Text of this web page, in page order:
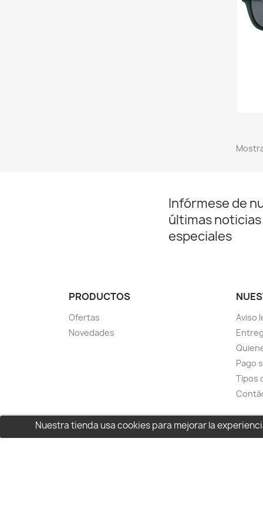
Nuestra tienda usa cookies para mejorar la
Infórmese de
últimas
especiales
PRODUCTOS
Ofertas
Novedades
Aviso
Pago
Tipos